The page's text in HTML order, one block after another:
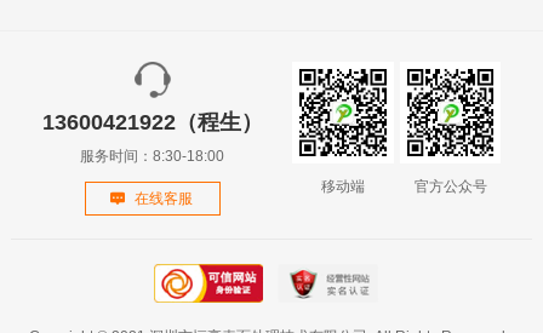
13600421922（程生）
服务时间：8:30-18:00
在线客服
移动端 官方公众号